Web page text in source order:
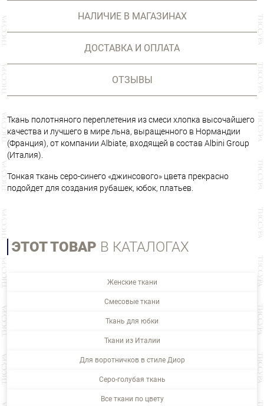
НАЛИЧИЕ В МАГАЗИНАХ
ДОСТАВКА И ОПЛАТА
ОТЗЫВЫ
Ткань полотняного переплетения из смеси хлопка высочайшего
качества и лучшего в мире льна, выращенного в Нормандии
(Франция), от компании Albiate, входящей в состав Albini Group
(Италия).
Тонкая ткань серо-синего «джинсового» цвета прекрасно
подойдет для создания рубашек, юбок, платьев.
ЭТОТ ТОВАР В КАТАЛОГАХ
Женские ткани
Смесовые ткани
Ткань для юбки
Ткани из Италии
Для воротничков в стиле Диор
Серо-голубая ткань
Все ткани по цвету